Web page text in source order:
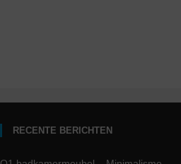
RECENTE BERICHTEN